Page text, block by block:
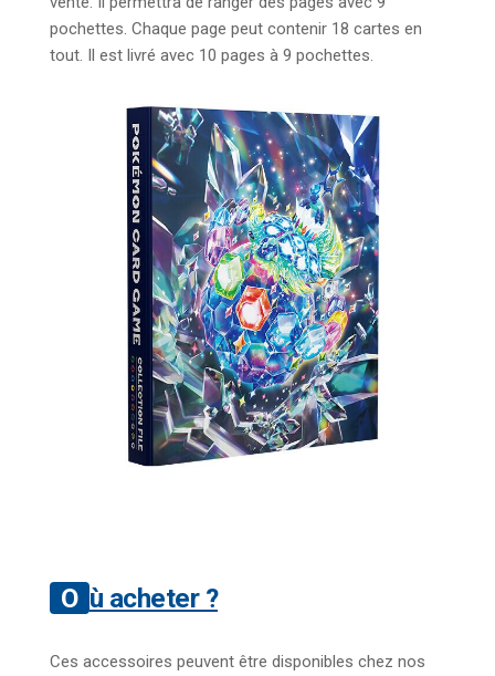
pochettes. Chaque page peut contenir 18 cartes en
tout. Il est livré avec 10 pages à 9 pochettes.
Où acheter ?
Ces accessoires peuvent être disponibles chez nos